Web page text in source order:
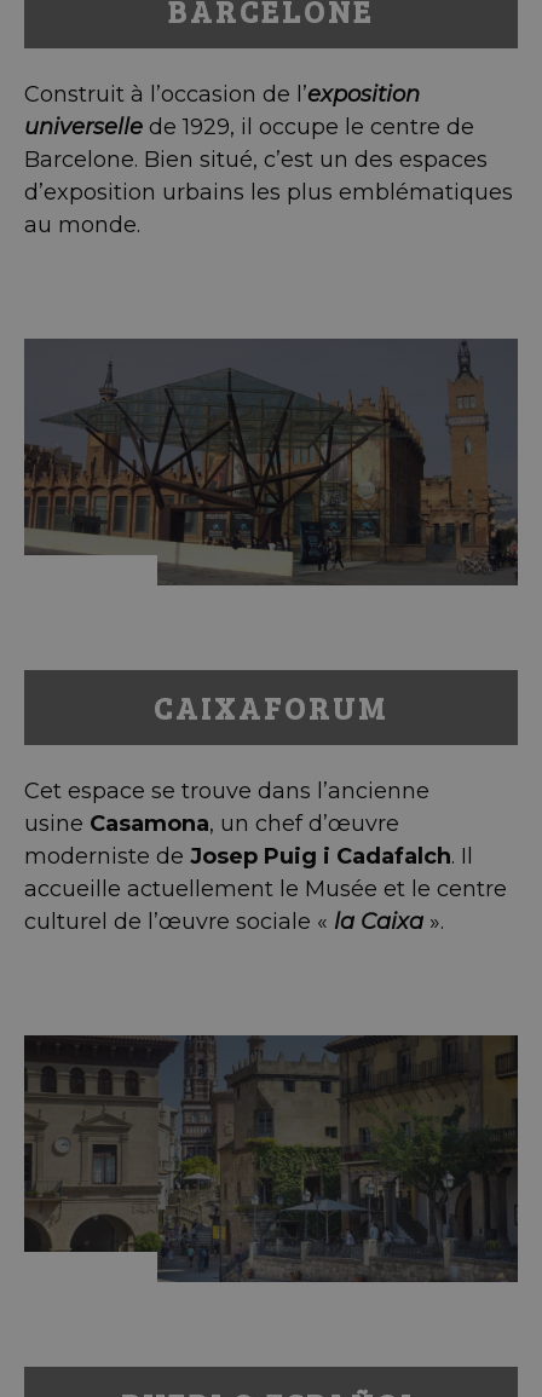
BARCELONE
Construit à l’occasion de l’exposition
universelle de 1929, il occupe le centre de
Barcelone. Bien situé, c’est un des espaces
d’exposition urbains les plus emblématiques
au monde.
CAIXAFORUM
Cet espace se trouve dans l’ancienne
usine Casamona, un chef d’œuvre
moderniste de Josep Puig i Cadafalch. Il
accueille actuellement le Musée et le centre
culturel de l’œuvre sociale « la Caixa ».